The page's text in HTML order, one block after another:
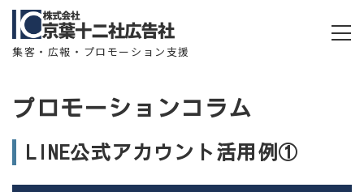
集客・広報・プロモーション支援
プロモーションコラム
LINE公式アカウント活用例①